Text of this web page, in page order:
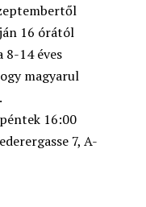
16 órától
14 éves
magyarul
16:00
7, A-